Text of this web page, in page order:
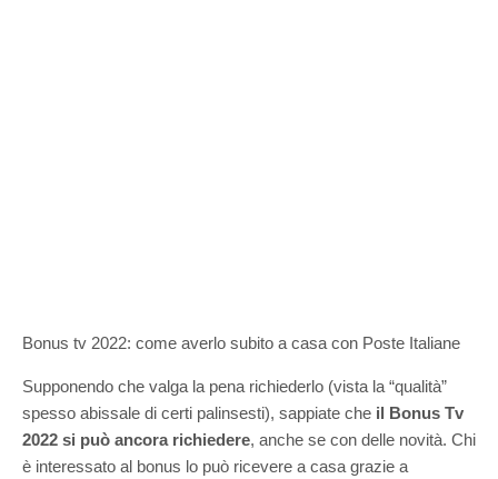
Bonus tv 2022: come averlo subito a casa con Poste Italiane
Supponendo che valga la pena richiederlo (vista la “qualità”
spesso abissale di certi palinsesti), sappiate che il Bonus Tv
2022 si può ancora richiedere, anche se con delle novità. Chi
è interessato al bonus lo può ricevere a casa grazie a